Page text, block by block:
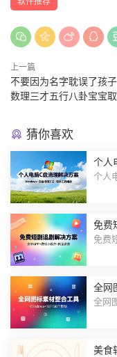
上一篇
不要因为名字耽误了孩子
数理三才五行八卦宝宝
猜你喜欢
个人
爆红
个人
免费
剧竖
免费
全网
本地
全网
美食